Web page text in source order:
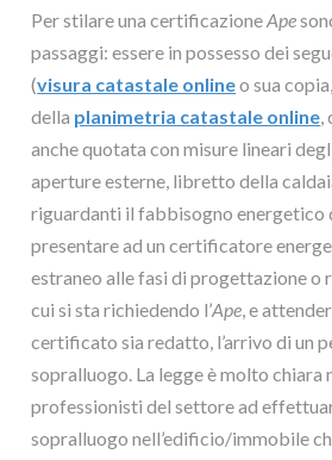
Per stilare una certificazioneApe
passaggi: essere in possesso dei
(visura catastale onlineo sua
della planimetria catastale online,
anche quotata con misure lineari
aperture esterne, libretto della
riguardanti il fabbisogno energetico
presentare ad un certificatore
estraneo alle fasi di progettazione o
cui si sta richiedendo l’Ape, e
certificato sia redatto, l’arrivo di un
sopralluogo. La legge è molto chiara
professionisti del settore ad
sopralluogo nell’edificio/immobile